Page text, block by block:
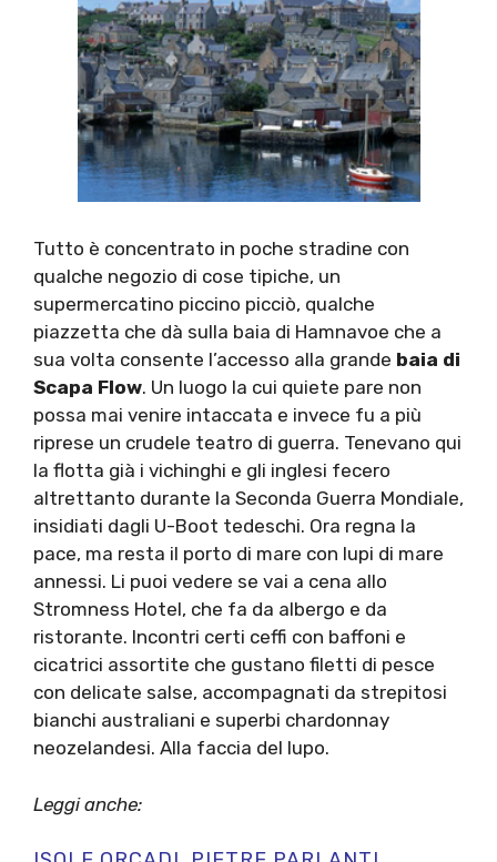
Tutto è concentrato in poche stradine con
qualche negozio di cose tipiche, un
supermercatino piccino picciò, qualche
piazzetta che dà sulla baia di Hamnavoe che a
sua volta consente l’accesso alla grande baia di
Scapa Flow. Un luogo la cui quiete pare non
possa mai venire intaccata e invece fu a più
riprese un crudele teatro di guerra. Tenevano qui
la flotta già i vichinghi e gli inglesi fecero
altrettanto durante la Seconda Guerra Mondiale,
insidiati dagli U-Boot tedeschi. Ora regna la
pace, ma resta il porto di mare con lupi di mare
annessi. Li puoi vedere se vai a cena allo
Stromness Hotel, che fa da albergo e da
ristorante. Incontri certi ceffi con baffoni e
cicatrici assortite che gustano filetti di pesce
con delicate salse, accompagnati da strepitosi
bianchi australiani e superbi chardonnay
neozelandesi. Alla faccia del lupo.
Leggi anche: